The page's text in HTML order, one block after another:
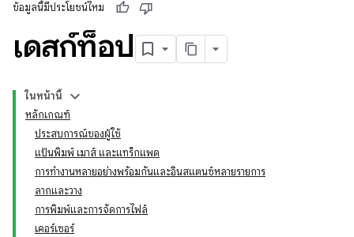
ข้อมูลนี้มีประโยชน์ไหม
เดสก์ท็อป
ในหน้านี้
หลักเกณฑ์
ประสบการณ์ของผู้ใช้
แป้นพิมพ์ เมาส์ และแทร็กแพด
การทำงานหลายอย่างพร้อมกันและอินสแตนซ์หลายรายการ
ลากและวาง
การพิมพ์และการจัดการไฟล์
เคอร์เซอร์